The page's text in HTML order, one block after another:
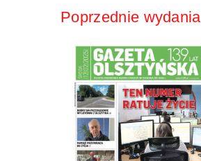
Poprzednie wydania